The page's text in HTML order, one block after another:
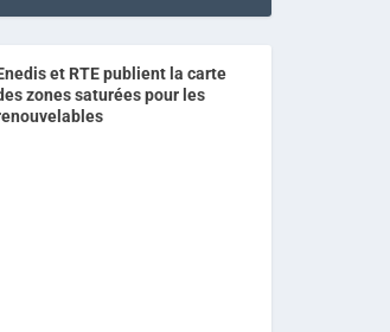
et RTE publient la carte
zones saturées pour les